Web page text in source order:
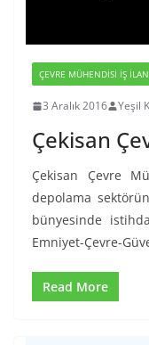
ÇEVRE MÜHENDISI İŞ
3 Aralık 2016 Yeşil
Çekisan
Çekisan Çevre
depolama
bünyesinde
Emniyet-Çevre-
Read More